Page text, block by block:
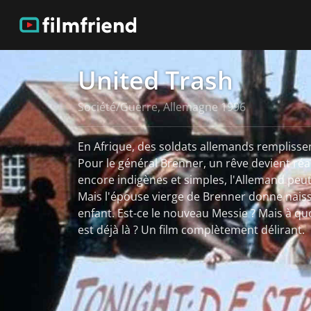
United Trash
Société/Guerre, Allemagne 1996
En Afrique, des soldats allemands
Pour le général Brenner, un rêve devient
encore indigènes et simples, l'Allemand
Mais l'épouse vierge de Brenner donne
enfant. Est-ce le nouveau Messie ? Mais à
est déjà là ? Un film complètement délirant.
Voir plus
Plus d'informations